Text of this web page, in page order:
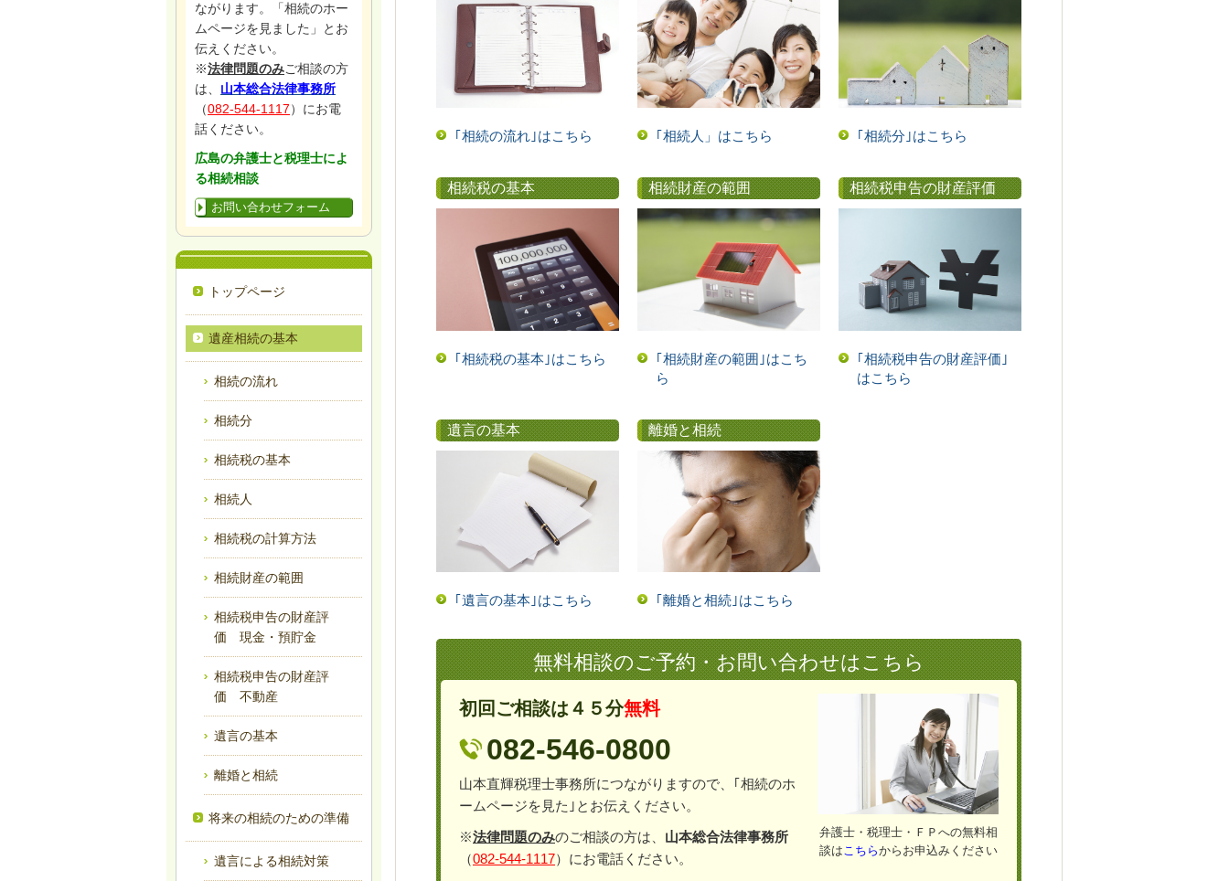
｢相続の流れ｣はこちら ｢相続人」はこちら ｢相続分｣はこちら
相続税の基本
｢相続税の基本｣はこちら
相続財産の範囲
｢相続財産の範囲｣はこち
ら
相続税申告の財産評価
｢相続税申告の財産評価｣
はこちら
遺言の基本
｢遺言の基本｣はこちら
離婚と相続
｢離婚と相続｣はこちら
無料相談のご予約・お問い合わせはこちら
弁護士・税理士・ＦＰへの無料相
談はこちらからお申込みください
初回ご相談は４５分無料
082-546-0800
山本直輝税理士事務所につながりますので、｢相続のホ
ームページを見た｣とお伝えください。
※法律問題のみのご相談の方は、 山本総合法律事務所
（082-544-1117）にお電話ください。
ながります。「相続のホー
ムページを見ました」とお
伝えください。
※法律問題のみご相談の方
は、 山本総合法律事務所
（082-544-1117）にお電
話ください。
広島の弁護士と税理士によ
る相続相談
お問い合わせフォーム
トップページ
遺産相続の基本
相続の流れ
相続分
相続税の基本
相続人
相続税の計算方法
相続財産の範囲
相続税申告の財産評
価 現金・預貯金
相続税申告の財産評
価 不動産
遺言の基本
離婚と相続
将来の相続のための準備
遺言による相続対策